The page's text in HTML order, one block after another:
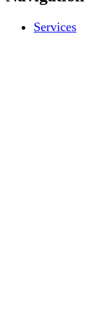
Services